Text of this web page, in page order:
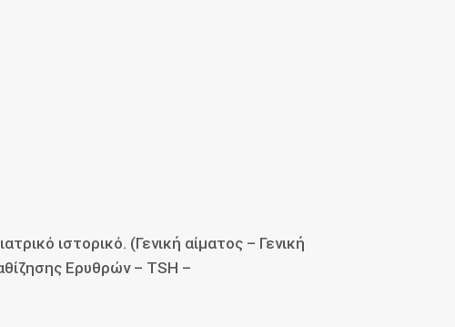
ιστορικό. (Γενική αίματος – Γενική
Ερυθρών – TSH –